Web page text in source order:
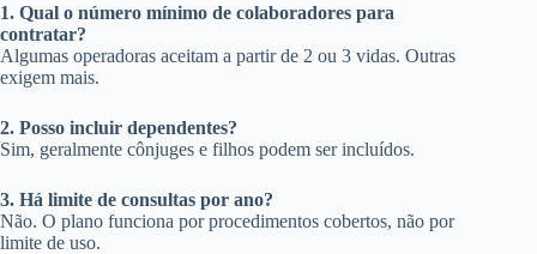
1. Qual o número mínimo de colaboradores para
contratar?
Algumas operadoras aceitam a partir de 2 ou 3 vidas. Outras
exigem mais.
2. Posso incluir dependentes?
Sim, geralmente cônjuges e filhos podem ser incluídos.
3. Há limite de consultas por ano?
Não. O plano funciona por procedimentos cobertos, não por
limite de uso.